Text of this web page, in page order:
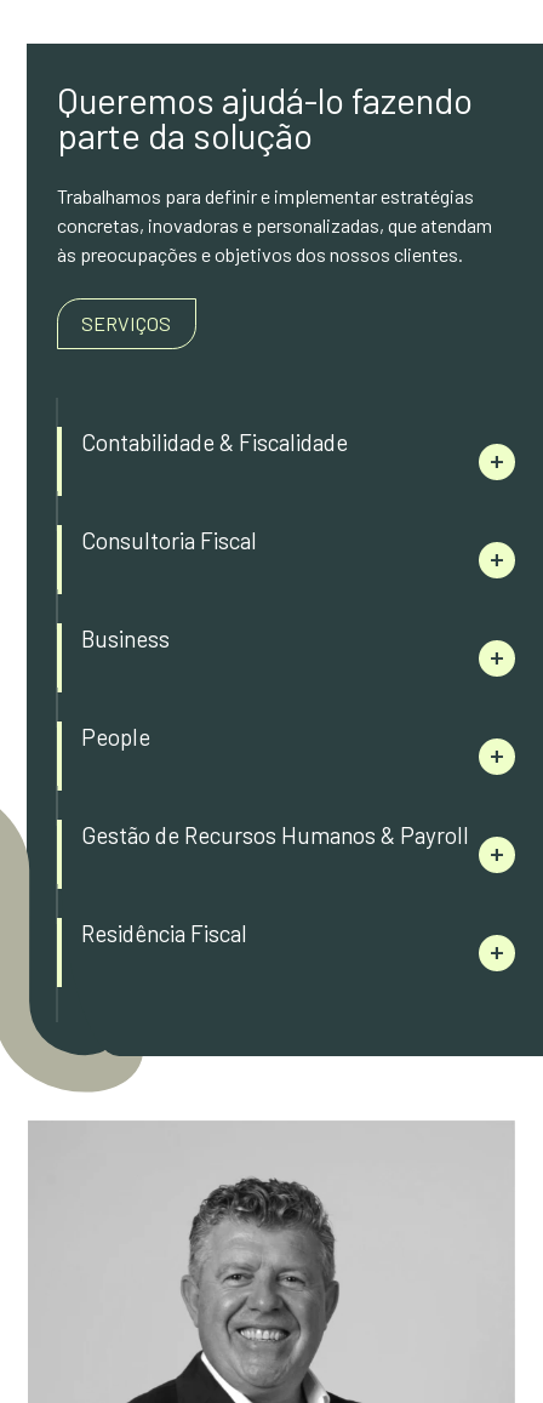
Queremos ajudá-lo fazendo
parte da solução
Trabalhamos para definir e implementar estratégias
concretas, inovadoras e personalizadas, que atendam
às preocupações e objetivos dos nossos clientes.
SERVIÇOS
Contabilidade & Fiscalidade
Consultoria Fiscal
Business
People
Gestão de Recursos Humanos & Payroll
Residência Fiscal